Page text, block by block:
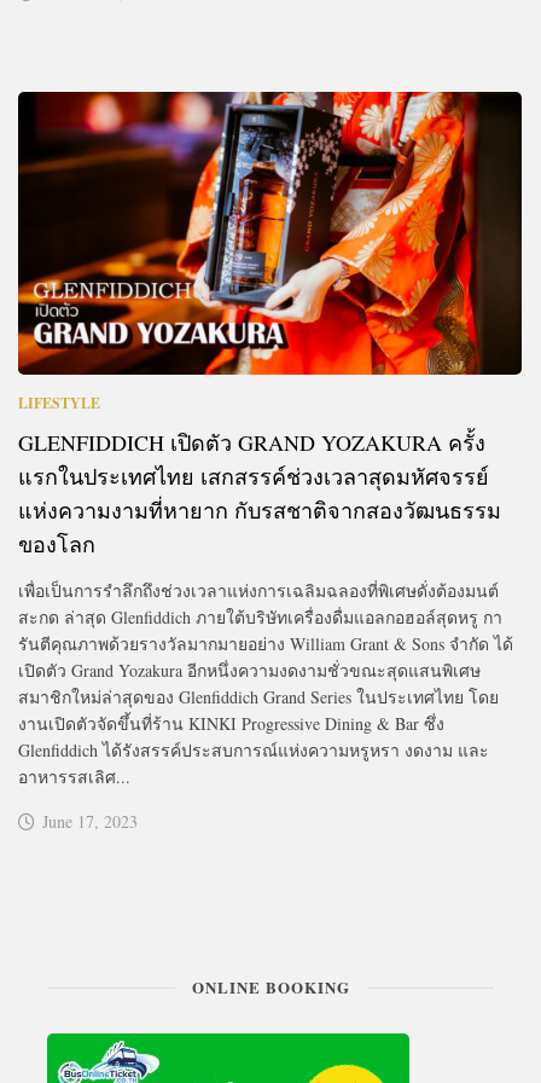
LIFESTYLE
GLENFIDDICH เปิดตัว GRAND YOZAKURA ครั้ง
แรกในประเทศไทย เสกสรรค์ช่วงเวลาสุดมหัศจรรย์
แห่งความงามที่หายาก กับรสชาติจากสองวัฒนธรรม
ของโลก
เพื่อเป็นการรำลึกถึงช่วงเวลาแห่งการเฉลิมฉลองที่พิเศษดั่งต้องมนต์
สะกด ล่าสุด Glenfiddich ภายใต้บริษัทเครื่องดื่มแอลกอฮอล์สุดหรู กา
รันตีคุณภาพด้วยรางวัลมากมายอย่าง William Grant & Sons จำกัด ได้
เปิดตัว Grand Yozakura อีกหนึ่งความงดงามชั่วขณะสุดแสนพิเศษ
สมาชิกใหม่ล่าสุดของ Glenfiddich Grand Series ในประเทศไทย โดย
งานเปิดตัวจัดขึ้นที่ร้าน KINKI Progressive Dining & Bar ซึ่ง
Glenfiddich ได้รังสรรค์ประสบการณ์แห่งความหรูหรา งดงาม และ
อาหารรสเลิศ...
June 17, 2023
ONLINE BOOKING